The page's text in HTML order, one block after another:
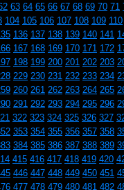
63 64 65 66 67 68 69 70 71
104 105 106 107 108 109 110
136 137 138 139 140 141
167 168 169 170 171 172
198 199 200 201 202 203
229 230 231 232 233 234
260 261 262 263 264 265
291 292 293 294 295 296
322 323 324 325 326 327
353 354 355 356 357 358
384 385 386 387 388 389
415 416 417 418 419 420
446 447 448 449 450 451
477 478 479 480 481 482